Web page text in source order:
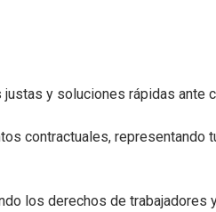
y soluciones rápidas ante
contractuales, representando
los derechos de trabajadores